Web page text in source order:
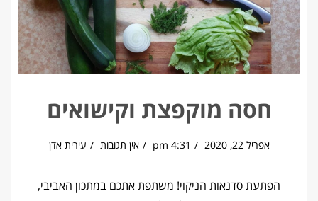
חסה מוקפצת וקישואים
אפריל 22, 2020 4:31 pm אין תגובות עירית אדן
הפתעת סדנאות הניקוי! משתפת אתכם במתכון האביבי,